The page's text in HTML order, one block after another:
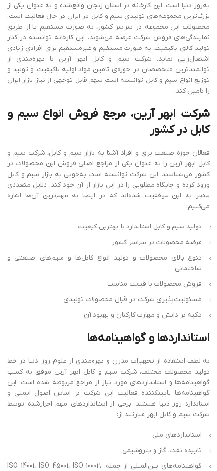
به‌روز دنیا است. این کارخانه در استان زنجان واقع‌شده و به‌ عنوان یکی از
بزرگ‌ترین مجموعه‌های تولیدی سیم و کابل در ایران در حال فعالیت است.
محصولات این مجموعه در سراسر کشور، به صورت مستقیم یا از طریق
نمایندگی‌های فروش شرکت عرضه می‌شوند. این کارخانه توانسته در کنار
تولید کالای باکیفیت، به صورت مستقیم و غیرمستقیم برای افرادی زیادی
اشتغال‌زایی نماید. شرکت سیم و کابل ابهر آرین با بهره‌مندی از
توانمندترین متخصصان در حوزه‌ی تامین مواد اولیه‌ باکیفیت و تولید و
توزیع انواع سیم و کابل توانسته است سهم قابل‌ توجهی از نیاز بازار ایران
را تامین کند.
شرکت ابهر آرین، مرجع فروش انواع سیم و
کابل در کشور
فعالان حوزه‌ صنعت برق و افراد آشنا به بازار سیم و کابل، شرکت سیم و
کابل ابهر آرین را به‌ عنوان یکی از مراجع اصلی فروش این محصولات در
کشور می‌شناسند. این شرکت توانسته است به‌خوبی به بازار سیم و کابل
ورود کرده و جایگاه مطلوبی را در این بازار از آن خود کند. دلایل متعددی
منجر به این موفقیت شده‌اند که در اینجا به مهم‌ترین آن‌ها اشاره
می‌کنیم:
تولید سیم و کابل استاندارد با بهترین کیفیت
عرضه‌ محصولات در سراسر کشور
تنوع بالای محصولات و تولید انواع کابل‌ها و سیم‌های صنعتی و
ساختمانی
فروش محصولات با قیمت مناسب
مسئولیت‌پذیری شرکت در قبال محصولات تولیدی
تکیه بر دانش و مهارت کارکنان و بهبود آن
استانداردها و گواهینامهها
به لطف استفاده از تجهیزات مدرن و بهره‌مندی از علوم روز دنیا در خط
تولید محصولات مختلف، شرکت سیم و کابل ابهر آرین موفق به کسب
گواهینامه‌ها و استانداردهای مورد نیاز از مراجع مربوطه شده است. این
گواهینامه‌ها تاییدکننده فعالیت این شرکت بر اساس اصول ایمنی و
استاندارد روز دنیا هستند. برخی از استانداردهای مهم احرازشده توسط
شرکت سیم و کابل ابهر عبارتند از:
استانداردهای ملی
تاییده نفت، گاز و پتروشیمی
گواهینامه‌های بین‌المللی از جمله: ISO 14001، ISO 45001، ISO 10002،